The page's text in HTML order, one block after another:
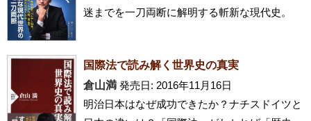
迷までを一刀両断に解明する斬新な現代史。
国際法で読み解く世界史の真実
倉山満 発売日: 2016年11月16日
明治日本はなぜ成功できたか？ナチスドイツと